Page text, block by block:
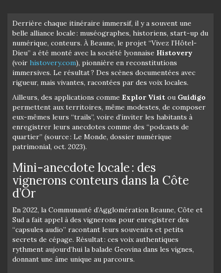
Derrière chaque itinéraire immersif, il y a souvent une
belle alliance locale : muséographes, historiens, start-up du
numérique, conteurs. À Beaune, le projet “Vivez l’Hôtel-
Dieu” a été monté avec la société lyonnaise Histovery
(voir histovery.com), pionnière en reconstitutions
immersives. Le résultat ? Des scènes documentées avec
rigueur, mais vivantes, racontées par des voix locales.
Ailleurs, des applications comme Explor Visit ou Guidigo
permettent aux territoires, même modestes, de composer
eux-mêmes leurs “trails”, voire d’inviter les habitants à
enregistrer leurs anecdotes comme des “podcasts de
quartier” (source : Le Monde, dossier numérique
patrimonial, oct. 2023).
Mini-anecdote locale : des
vignerons conteurs dans la Côte
d’Or
En 2022, la Communauté d’Agglomération Beaune, Côte et
Sud a fait appel à des vignerons pour enregistrer des
“capsules audio” racontant leurs souvenirs et petits
secrets de cépage. Résultat : ces voix authentiques
rythment aujourd’hui la balade Geovina dans les vignes,
donnant une âme unique au parcours.